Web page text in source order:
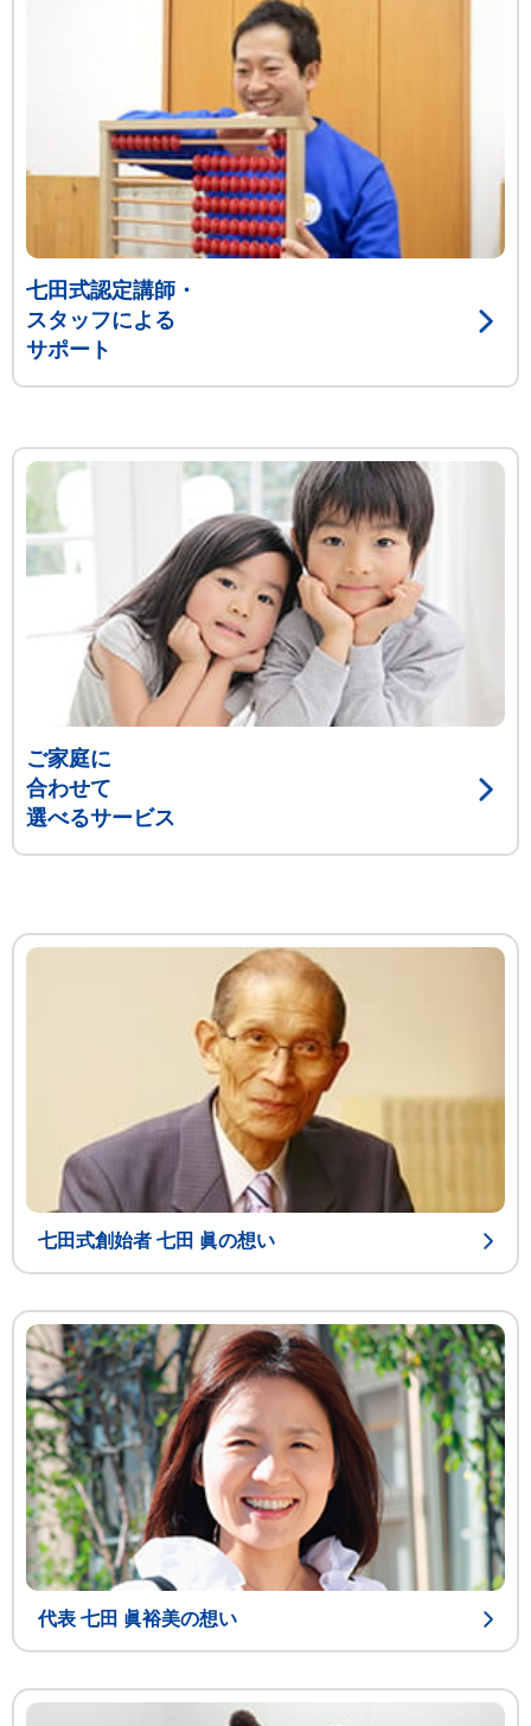
七田式認定講師・
スタッフによる
サポート
ご家庭に
合わせて
選べるサービス
七田式創始者 七田 眞の想い
代表 七田 眞裕美の想い